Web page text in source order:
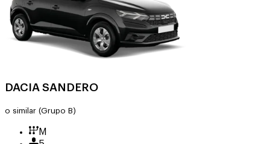
DACIA SANDERO
o similar (Grupo B)
M